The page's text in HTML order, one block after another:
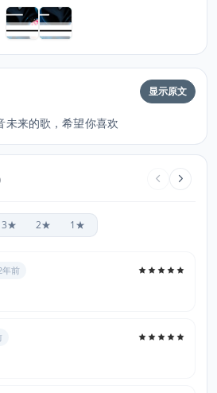
显示原文
未来的歌，希望你喜欢
3★ 2★ 1★
年前